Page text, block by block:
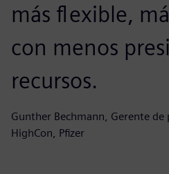
más flexible,
con menos
recursos.
Gunther Bechmann, Gerente
HighCon, Pfizer